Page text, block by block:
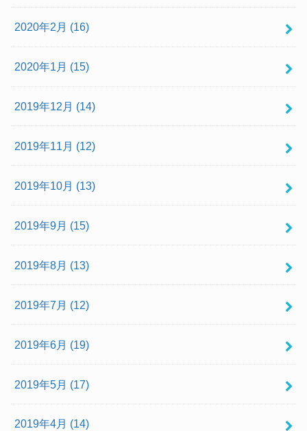
2020年2月 (16)
2020年1月 (15)
2019年12月 (14)
2019年11月 (12)
2019年10月 (13)
2019年9月 (15)
2019年8月 (13)
2019年7月 (12)
2019年6月 (19)
2019年5月 (17)
2019年4月 (14)